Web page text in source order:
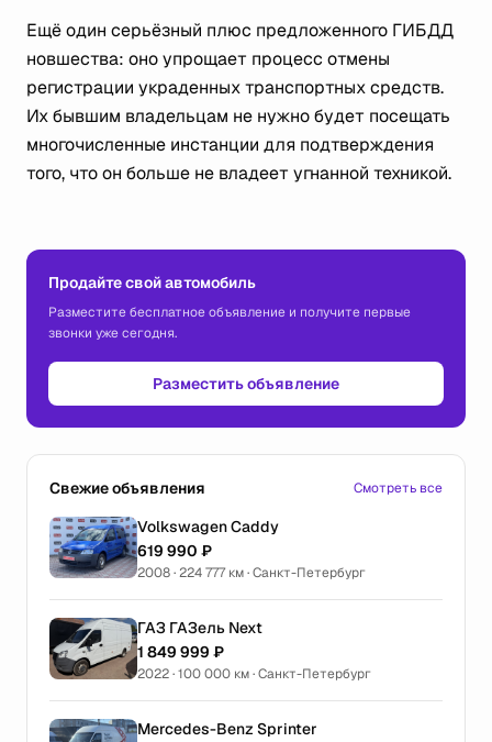
Ещё один серьёзный плюс предложенного ГИБДД
новшества: оно упрощает процесс отмены
регистрации украденных транспортных средств.
Их бывшим владельцам не нужно будет посещать
многочисленные инстанции для подтверждения
того, что он больше не владеет угнанной техникой.
Продайте свой автомобиль
Разместите бесплатное объявление и получите первые
звонки уже сегодня.
Разместить объявление
Свежие объявления Смотреть все
Volkswagen Caddy
619 990 ₽
2008 · 224 777 км · Санкт-Петербург
ГАЗ ГАЗель Next
1 849 999 ₽
2022 · 100 000 км · Санкт-Петербург
Mercedes-Benz Sprinter